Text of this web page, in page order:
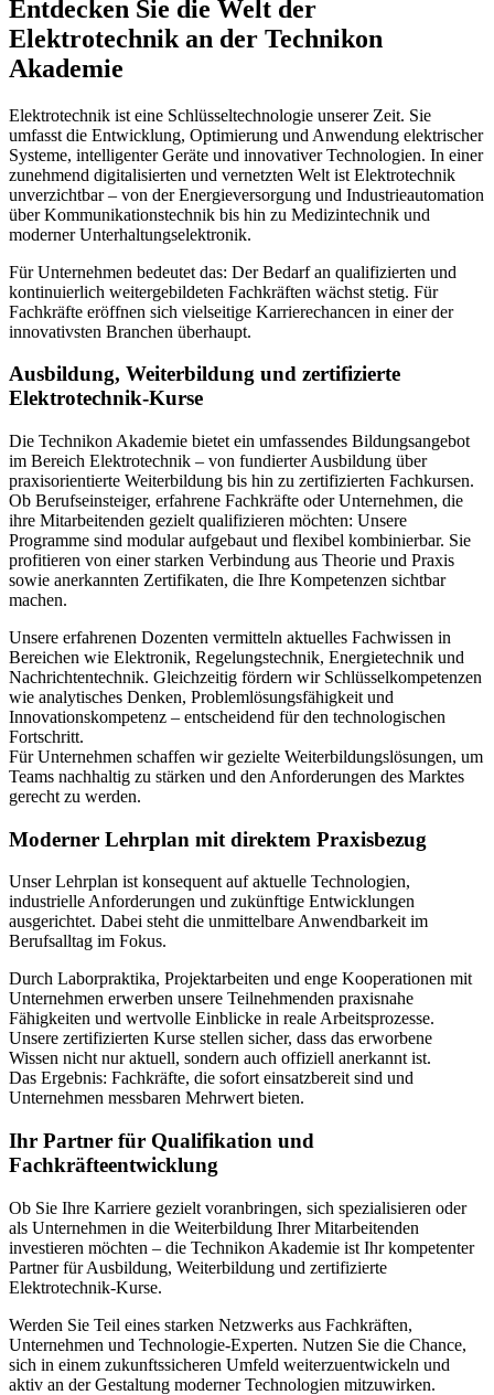
Entdecken Sie die Welt der
Elektrotechnik an der Technikon
Akademie
Elektrotechnik ist eine Schlüsseltechnologie unserer Zeit. Sie
umfasst die Entwicklung, Optimierung und Anwendung elektrischer
Systeme, intelligenter Geräte und innovativer Technologien. In einer
zunehmend digitalisierten und vernetzten Welt ist Elektrotechnik
unverzichtbar – von der Energieversorgung und Industrieautomation
über Kommunikationstechnik bis hin zu Medizintechnik und
moderner Unterhaltungselektronik.
Für Unternehmen bedeutet das: Der Bedarf an qualifizierten und
kontinuierlich weitergebildeten Fachkräften wächst stetig. Für
Fachkräfte eröffnen sich vielseitige Karrierechancen in einer der
innovativsten Branchen überhaupt.
Ausbildung, Weiterbildung und zertifizierte
Elektrotechnik-Kurse
Die Technikon Akademie bietet ein umfassendes Bildungsangebot
im Bereich Elektrotechnik – von fundierter Ausbildung über
praxisorientierte Weiterbildung bis hin zu zertifizierten Fachkursen.
Ob Berufseinsteiger, erfahrene Fachkräfte oder Unternehmen, die
ihre Mitarbeitenden gezielt qualifizieren möchten: Unsere
Programme sind modular aufgebaut und flexibel kombinierbar. Sie
profitieren von einer starken Verbindung aus Theorie und Praxis
sowie anerkannten Zertifikaten, die Ihre Kompetenzen sichtbar
machen.
Unsere erfahrenen Dozenten vermitteln aktuelles Fachwissen in
Bereichen wie Elektronik, Regelungstechnik, Energietechnik und
Nachrichtentechnik. Gleichzeitig fördern wir Schlüsselkompetenzen
wie analytisches Denken, Problemlösungsfähigkeit und
Innovationskompetenz – entscheidend für den technologischen
Fortschritt.
Für Unternehmen schaffen wir gezielte Weiterbildungslösungen, um
Teams nachhaltig zu stärken und den Anforderungen des Marktes
gerecht zu werden.
Moderner Lehrplan mit direktem Praxisbezug
Unser Lehrplan ist konsequent auf aktuelle Technologien,
industrielle Anforderungen und zukünftige Entwicklungen
ausgerichtet. Dabei steht die unmittelbare Anwendbarkeit im
Berufsalltag im Fokus.
Durch Laborpraktika, Projektarbeiten und enge Kooperationen mit
Unternehmen erwerben unsere Teilnehmenden praxisnahe
Fähigkeiten und wertvolle Einblicke in reale Arbeitsprozesse.
Unsere zertifizierten Kurse stellen sicher, dass das erworbene
Wissen nicht nur aktuell, sondern auch offiziell anerkannt ist.
Das Ergebnis: Fachkräfte, die sofort einsatzbereit sind und
Unternehmen messbaren Mehrwert bieten.
Ihr Partner für Qualifikation und
Fachkräfteentwicklung
Ob Sie Ihre Karriere gezielt voranbringen, sich spezialisieren oder
als Unternehmen in die Weiterbildung Ihrer Mitarbeitenden
investieren möchten – die Technikon Akademie ist Ihr kompetenter
Partner für Ausbildung, Weiterbildung und zertifizierte
Elektrotechnik-Kurse.
Werden Sie Teil eines starken Netzwerks aus Fachkräften,
Unternehmen und Technologie-Experten. Nutzen Sie die Chance,
sich in einem zukunftssicheren Umfeld weiterzuentwickeln und
aktiv an der Gestaltung moderner Technologien mitzuwirken.